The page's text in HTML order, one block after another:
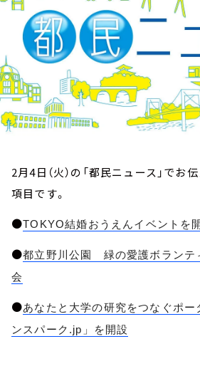
2月4日（火）の「都民ニュース」でお
項目です。
●TOKYO結婚おうえんイベントを
●都立野川公園 緑の愛護ボラン
会
●あなたと大学の研究をつなぐポー
ンスパーク.jp」を開設